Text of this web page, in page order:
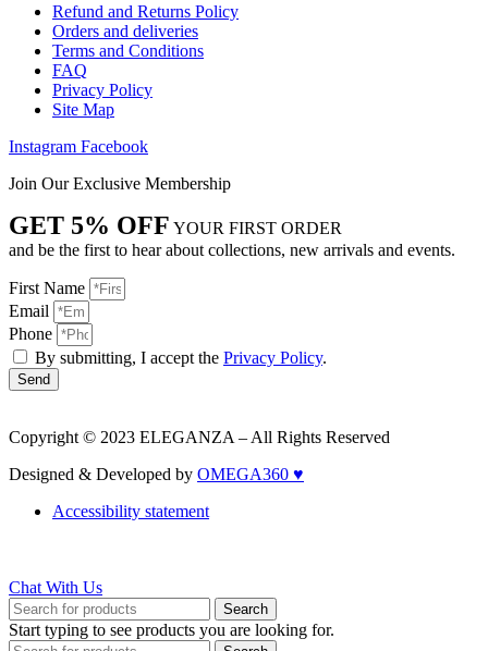
Refund and Returns Policy
Orders and deliveries
Terms and Conditions
FAQ
Privacy Policy
Site Map
Instagram Facebook
Join Our Exclusive Membership
GET 5% OFF YOUR FIRST ORDER
and be the first to hear about collections, new arrivals and events.
First Name
Email
Phone
By submitting, I accept the Privacy Policy.
Send
Copyright © 2023 ELEGANZA – All Rights Reserved
Designed & Developed by OMEGA360 ♥
Accessibility statement
Chat With Us
Search
Start typing to see products you are looking for.